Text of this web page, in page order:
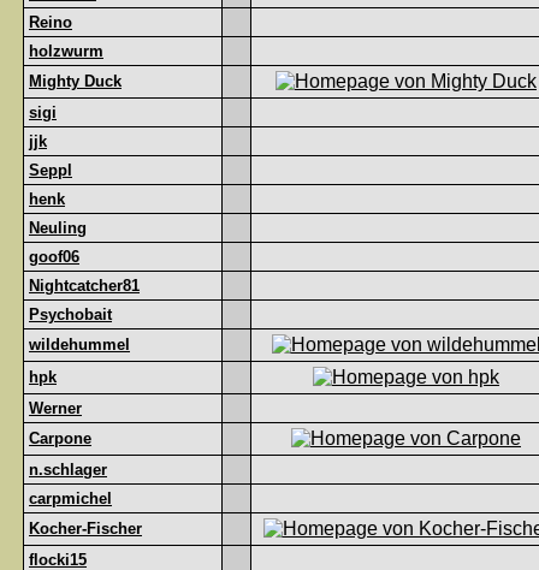
Reino
holzwurm
Mighty Duck
sigi
jjk
Seppl
henk
Neuling
goof06
Nightcatcher81
Psychobait
wildehummel
hpk
Werner
Carpone
n.schlager
carpmichel
Kocher-Fischer
flocki15